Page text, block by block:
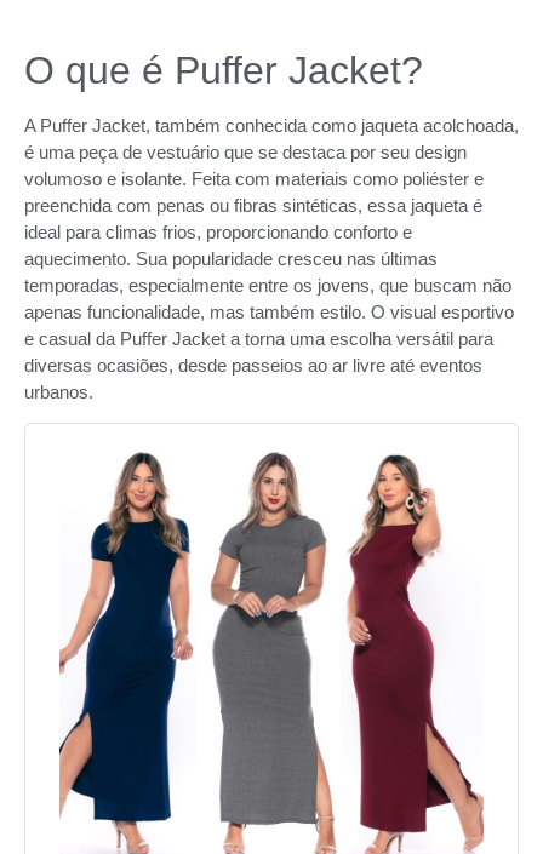
O que é Puffer Jacket?
A Puffer Jacket, também conhecida como jaqueta acolchoada,
é uma peça de vestuário que se destaca por seu design
volumoso e isolante. Feita com materiais como poliéster e
preenchida com penas ou fibras sintéticas, essa jaqueta é
ideal para climas frios, proporcionando conforto e
aquecimento. Sua popularidade cresceu nas últimas
temporadas, especialmente entre os jovens, que buscam não
apenas funcionalidade, mas também estilo. O visual esportivo
e casual da Puffer Jacket a torna uma escolha versátil para
diversas ocasiões, desde passeios ao ar livre até eventos
urbanos.